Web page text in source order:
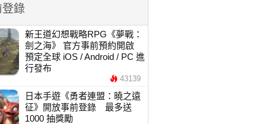
錄
新王道幻想戰略RPG《夢戰：
劍之海》 官方事前預約開啟
預定全球 iOS / Android / PC 進
行發布
43139
日本手遊《勇者連盟：曉之遠
征》開放事前登錄 最多送
1000 抽獎勵